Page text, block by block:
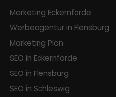
Marketing Eckernförde
Werbeagentur in Flensburg
Marketing Plön
SEO in Eckernförde
SEO in Flensburg
SEO in Schleswig